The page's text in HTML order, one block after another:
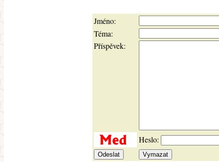
Jméno:
Téma:
Příspěvek:
Heslo: